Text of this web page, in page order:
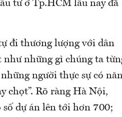
tư ở Tp.HCM lâu nay đã
đi thương lượng với dân
như những gì chúng ta
người thực sự có
chọt”. Rõ ràng Hà Nội,
dự án lên tới hơn 700;